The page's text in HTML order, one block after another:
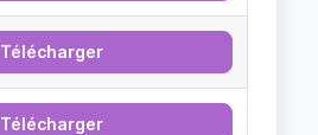
Télécharger
Télécharger